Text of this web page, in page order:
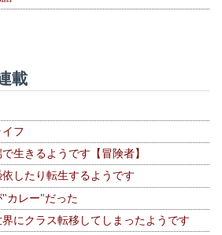
載
フ
生きるようです【冒険者】
依したり転生するようです
カレー"だった
界にクラス転移してしまったようです